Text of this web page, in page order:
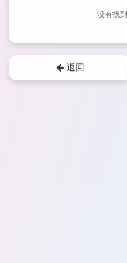
没有找
返回